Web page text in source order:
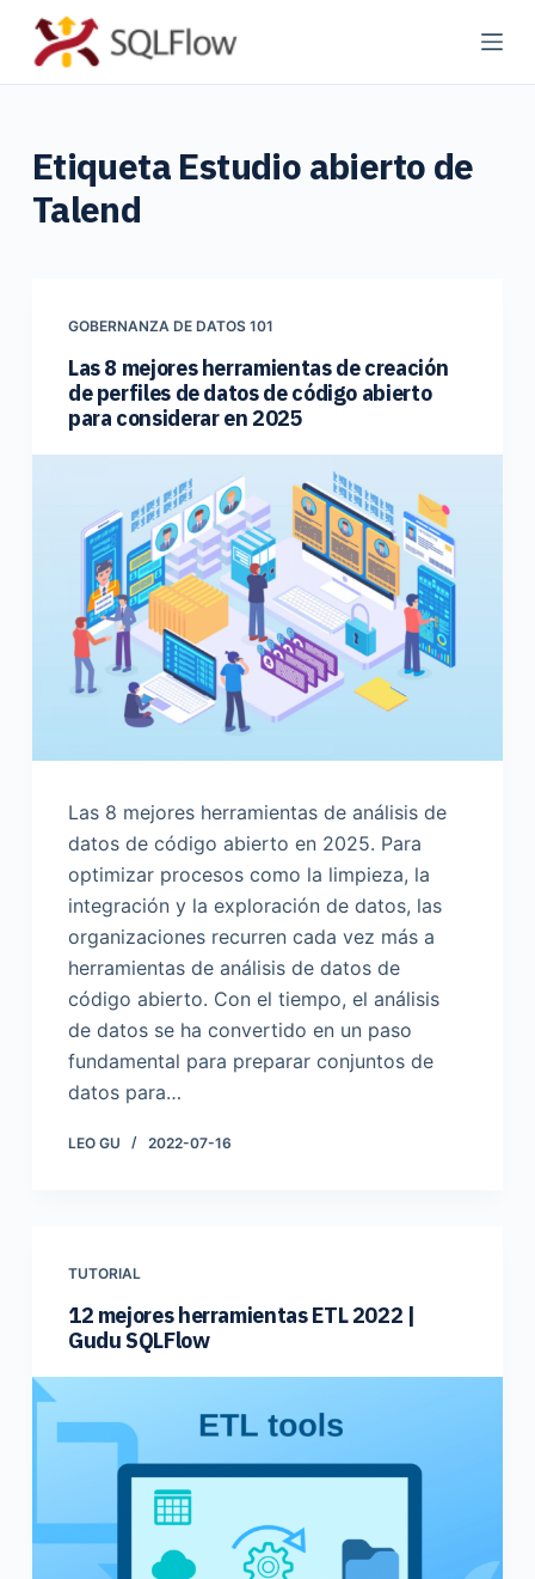
a
Etiqueta Estudio abierto de
Talend
GOBERNANZA DE DATOS 101
Las 8 mejores herramientas de creación
de perfiles de datos de código abierto
para considerar en 2025
Las 8 mejores herramientas de análisis de
datos de código abierto en 2025. Para
optimizar procesos como la limpieza, la
integración y la exploración de datos, las
organizaciones recurren cada vez más a
herramientas de análisis de datos de
código abierto. Con el tiempo, el análisis
de datos se ha convertido en un paso
fundamental para preparar conjuntos de
datos para…
LEO GU 2022-07-16
TUTORIAL
12 mejores herramientas ETL 2022 |
Gudu SQLFlow